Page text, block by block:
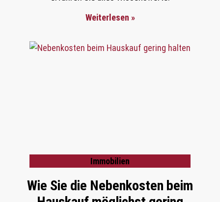
Weiterlesen »
Immobilien
Wie Sie die Nebenkosten beim